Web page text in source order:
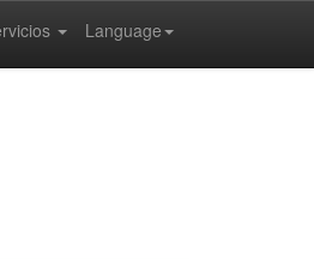
Language